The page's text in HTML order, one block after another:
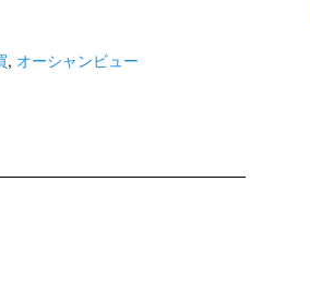
, オーシャンビュー